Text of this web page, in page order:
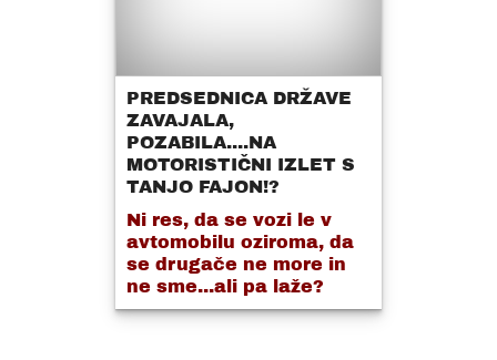
PREDSEDNICA DRŽAVE
ZAVAJALA,
POZABILA....NA
MOTORISTIČNI IZLET S
TANJO FAJON!?
Ni res, da se vozi le v
avtomobilu oziroma, da
se drugače ne more in
ne sme...ali pa laže?